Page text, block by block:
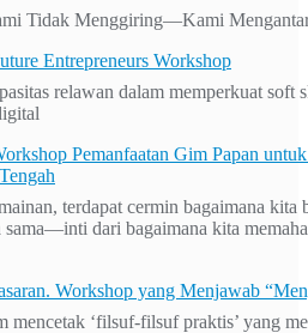
Tidak Menggiring—Kami
Entrepreneurs Workshop
relawan dalam memperkuat soft
Pemanfaatan Gim Papan untuk
terdapat cermin bagaimana kita
sama—inti dari bagaimana kita
Workshop yang Menjawab
mencetak ‘filsuf-filsuf praktis’ yang